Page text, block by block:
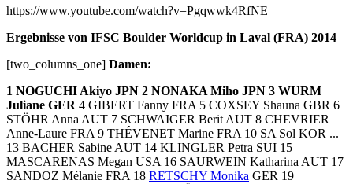
https://www.youtube.com/watch?v=Pgqwwk4RfNE
Ergebnisse von IFSC Boulder Worldcup in Laval (FRA) 2014
[two_columns_one] Damen:
1 NOGUCHI Akiyo JPN 2 NONAKA Miho JPN 3 WURM
Juliane GER 4 GIBERT Fanny FRA 5 COXSEY Shauna GBR 6
STÖHR Anna AUT 7 SCHWAIGER Berit AUT 8 CHEVRIER
Anne-Laure FRA 9 THÉVENET Marine FRA 10 SA Sol KOR ...
13 BACHER Sabine AUT 14 KLINGLER Petra SUI 15
MASCARENAS Megan USA 16 SAURWEIN Katharina AUT 17
SANDOZ Mélanie FRA 18 RETSCHY Monika GER 19